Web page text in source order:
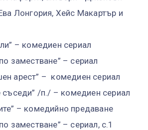
Лонгория, Хейс Макартър и
– комедиен сериал
заместване” – сериал
арест” – комедиен сериал
съседи” /п./ – комедиен сериал
– комедийно предаване
заместване” – сериал, с.1